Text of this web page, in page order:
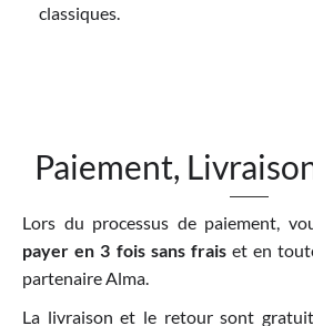
classiques.
Paiement,
Lors du processus de paiement,
payer en 3 fois sans fraiset en
partenaire Alma.
La livraison et le retour sont